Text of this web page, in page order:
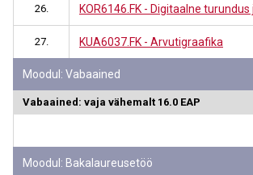
26. KOR6146.FK - Digitaalne
27. KUA6037.FK - Arvutigraafika
Moodul: Vabaained
Vabaained: vaja vähemalt 16.0 EAP
Moodul: Bakalaureusetöö